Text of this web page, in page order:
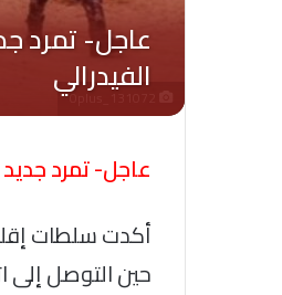
عاجل- تمرد
أكدت سلطات
حين التوصل إلى